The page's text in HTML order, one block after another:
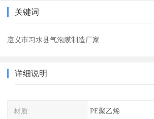
关键词
遵义市习水县气泡膜制造厂家
详细说明
材质 PE聚乙烯